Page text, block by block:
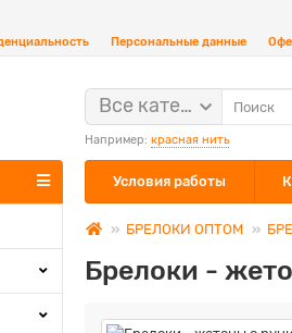
Персональные данные
Все категории
Например: красная нить
Условия работы
БРЕЛОКИ ОПТОМ
Брелоки -